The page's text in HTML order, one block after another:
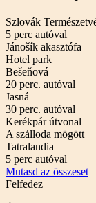
Szlovák
5 perc autóval
Jánošík akasztófa
Hotel park
Bešeňová
20 perc. autóval
Jasná
30 perc. autóval
Kerékpár útvonal
A szálloda mögött
Tatralandia
5 perc autóval
Mutasd az összeset
Felfedez